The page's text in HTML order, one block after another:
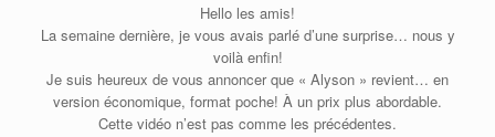
Hello les amis!
La semaine dernière, je vous avais parlé d’une surprise… nous y
voilà enfin!
Je suis heureux de vous annoncer que « Alyson » revient… en
version économique, format poche! À un prix plus abordable.
Cette vidéo n’est pas comme les précédentes.